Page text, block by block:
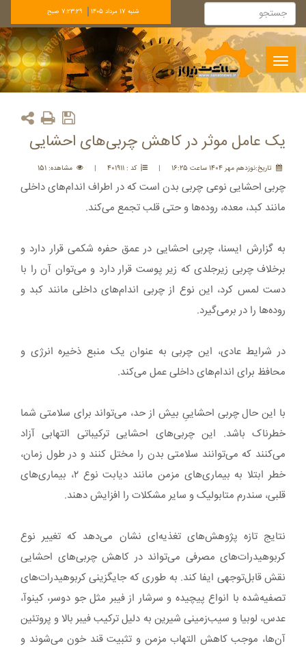
شنبه 17 مرداد 1405 7:23:30 صبح
Toggle
navigation
یک عامل موثر در کاهش چربی‌های احشایی
تاريخ:نوزدهم مهر 1404 ساعت 16:25 | کد : 401911 | مشاهده: 151
چربی احشایی نوعی چربی بدن است که در اطراف اندام‌های داخلی
مانند کبد، معده، روده‌ها و حتی قلب تجمع می‌کند.
به گزارش ایسنا، چربی احشایی در عمق حفره شکمی قرار دارد و
برخلاف چربی زیرجلدی که زیر پوست قرار دارد و می‌توان آن را با
دست لمس کرد، این نوع از چربی اندام‌های داخلی مانند کبد و
روده‌ها را در برمی‌گیرد.
در شرایط عادی، این چربی به عنوان یک منبع ذخیره انرژی و
محافظ برای اندام‌های داخلی عمل می‌کند.
با این حال چربی احشاییِ بیش از حد، می‌تواند برای سلامتی شما
خطرناک باشد. این چربی‌های احشایی ترکیباتی التهابی آزاد
می‌کنند که می‌توانند سلامتی بدن را مختل کنند و در طول زمان،
خطر ابتلا به بیماری‌های مزمن مانند دیابت نوع ۲، بیماری‌های
قلبی، سندرم متابولیک و سایر مشکلات را افزایش دهند.
نتایج تازه پژوهش‌های تغذیه‌ای نشان می‌دهد که تغییر نوع
کربوهیدرات‌های مصرفی می‌تواند در کاهش چربی‌های احشایی
نقش قابل‌توجهی ایفا کند. به طوری که جایگزینی کربوهیدرات‌های
تصفیه‌شده با انواع پیچیده و سرشار از فیبر مثل جو دوسر، کینوآ،
عدس، لوبیا و سیب‌زمینی شیرین به دلیل ترکیب فیبر بالا و پروتئین
آن‌ها، موجب کاهش التهاب مزمن و تثبیت قند خون می‌شوند و